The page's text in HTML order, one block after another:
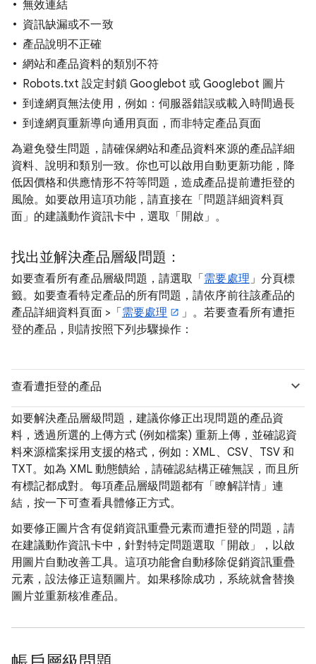
無效連結
資訊缺漏或不一致
產品說明不正確
網站和產品資料的類別不符
Robots.txt 設定封鎖 Googlebot 或 Googlebot 圖片
到達網頁無法使用，例如：伺服器錯誤或載入時間過長
到達網頁重新導向通用頁面，而非特定產品頁面
為避免發生問題，請確保網站和產品資料來源的產品詳細
資料、說明和類別一致。你也可以啟用自動更新功能，降
低因價格和供應情形不符等問題，造成產品提前遭拒登的
風險。如要啟用這項功能，請直接在「問題詳細資料頁
面」的建議動作資訊卡中，選取「開啟」 。
找出並解決產品層級問題：
如要查看所有產品層級問題，請選取「 需要處理」分頁標
籤。如要查看特定產品的所有問題，請依序前往該產品的
產品詳細資料頁面 >「 需要處理
」。若要查看所有遭拒
登的產品，則請按照下列步驟操作：
查看遭拒登的產品
如要解決產品層級問題，建議你修正出現問題的產品資
料，透過所選的上傳方式 (例如檔案) 重新上傳，並確認資
料來源檔案採用支援的格式，例如：XML、CSV、TSV 和
TXT。如為 XML 動態饋給，請確認結構正確無誤，而且所
有標記都成對。每項產品層級問題都有「瞭解詳情」連
結，按一下可查看具體修正方式。
如要修正圖片含有促銷資訊重疊元素而遭拒登的問題，請
在建議動作資訊卡中，針對特定問題選取「開啟」，以啟
用圖片自動改善工具。這項功能會自動移除促銷資訊重疊
元素，設法修正這類圖片。如果移除成功，系統就會替換
圖片並重新核准產品。